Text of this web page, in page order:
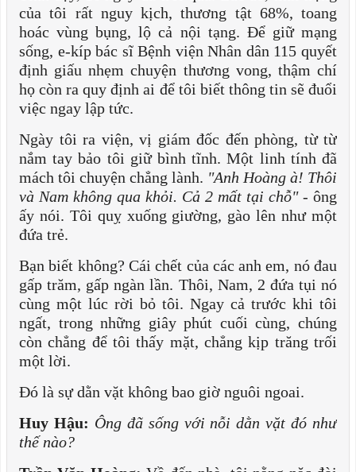
của tôi rất nguy kịch, thương tật 68%, toang
hoác vùng bụng, lộ cả nội tạng. Để giữ mạng
sống, e-kíp bác sĩ Bệnh viện Nhân dân 115 quyết
định giấu nhẹm chuyện thương vong, thậm chí
họ còn ra quy định ai để tôi biết thông tin sẽ đuổi
việc ngay lập tức.
Ngày tôi ra viện, vị giám đốc đến phòng, từ từ
nắm tay bảo tôi giữ bình tĩnh. Một linh tính đã
mách tôi chuyện chẳng lành. "Anh Hoàng à! Thôi
và Nam không qua khỏi. Cả 2 mất tại chỗ"- ông
ấy nói. Tôi quỵ xuống giường, gào lên như một
đứa trẻ.
Bạn biết không? Cái chết của các anh em, nó đau
gấp trăm, gấp ngàn lần. Thôi, Nam, 2 đứa tụi nó
cùng một lúc rời bỏ tôi. Ngay cả trước khi tôi
ngất, trong những giây phút cuối cùng, chúng
còn chẳng để tôi thấy mặt, chẳng kịp trăng trối
một lời.
Đó là sự dằn vặt không bao giờ nguôi ngoai.
Huy Hậu: Ông đã sống với nỗi dằn vặt đó như
thế nào?